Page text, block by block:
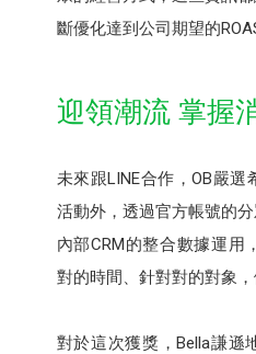
斷優化達到公司期望的
迎領潮流 掌握
未來跟LINE合作，OB嚴
活動外，透過官方帳號的
內部CRM的整合數據運用
對的時間、針對對的對象，
對於這次獲獎，Bella謙遜